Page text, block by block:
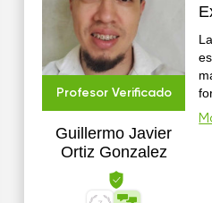
Profesor Verificado
Guillermo Javier
Ortiz Gonzalez